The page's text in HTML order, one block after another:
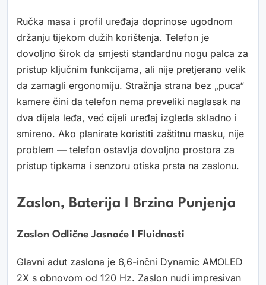
Ručka masa i profil uređaja doprinose ugodnom
držanju tijekom dužih korištenja. Telefon je
dovoljno širok da smjesti standardnu nogu palca za
pristup ključnim funkcijama, ali nije pretjerano velik
da zamagli ergonomiju. Stražnja strana bez „puca“
kamere čini da telefon nema preveliki naglasak na
dva dijela leđa, već cijeli uređaj izgleda skladno i
smireno. Ako planirate koristiti zaštitnu masku, nije
problem — telefon ostavlja dovoljno prostora za
pristup tipkama i senzoru otiska prsta na zaslonu.
Zaslon, Baterija I Brzina Punjenja
Zaslon Odlične Jasnoće I Fluidnosti
Glavni adut zaslona je 6,6-inčni Dynamic AMOLED
2X s obnovom od 120 Hz. Zaslon nudi impresivan